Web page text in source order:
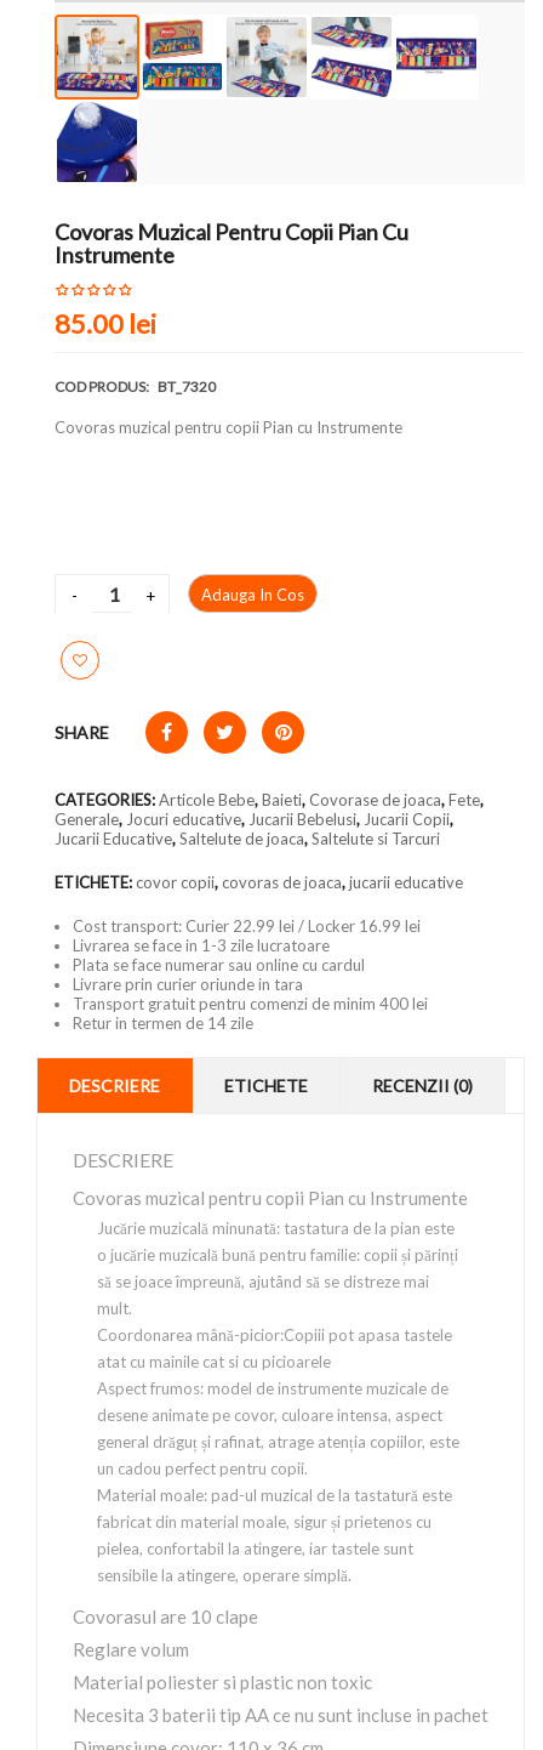
Covoras Muzical Pentru Copii Pian Cu
Instrumente
85.00 lei
COD PRODUS: BT_7320
Covoras muzical pentru copii Pian cu Instrumente
Adauga In Cos
SHARE
CATEGORIES:Articole Bebe,Baieti,Covorase de joaca,Fete,
Generale, Jocuri educative, Jucarii Bebelusi, Jucarii Copii,
Jucarii Educative,Saltelute de joaca,Saltelute si Tarcuri
ETICHETE:covor copii,covoras de joaca,jucarii educative
Cost transport: Curier 22.99 lei / Locker 16.99 lei
Livrarea se face in 1-3 zile lucratoare
Plata se face numerar sau online cu cardul
Livrare prin curier oriunde in tara
Transport gratuit pentru comenzi de minim 400 lei
Retur in termen de 14 zile
DESCRIERE ETICHETE RECENZII (0)
DESCRIERE
Covoras muzical pentru copii Pian cu Instrumente
Jucărie muzicală minunată: tastatura de la pian este
o jucărie muzicală bună pentru familie: copii și părinți
să se joace împreună, ajutând să se distreze mai
mult.
Coordonarea mână-picior:Copiii pot apasa tastele
atat cu mainile cat si cu picioarele
Aspect frumos: model de instrumente muzicale de
desene animate pe covor, culoare intensa, aspect
general drăguț și rafinat, atrage atenția copiilor, este
un cadou perfect pentru copii.
Material moale: pad-ul muzical de la tastatură este
fabricat din material moale, sigur și prietenos cu
pielea, confortabil la atingere, iar tastele sunt
sensibile la atingere, operare simplă.
Covorasul are 10 clape
Reglare volum
Material poliester si plastic non toxic
Necesita 3 baterii tip AA ce nu sunt incluse in pachet